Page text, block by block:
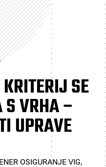
SE
S VRHA –
UPRAVE
OSIGURANJE VIG,